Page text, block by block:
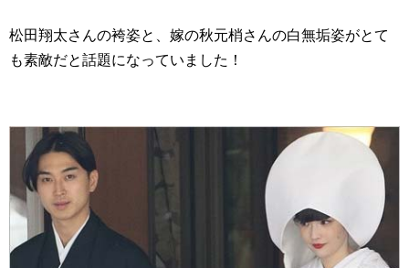
松田翔太さんの袴姿と、嫁の秋元梢さんの白無垢姿がとて
も素敵だと話題になっていました！